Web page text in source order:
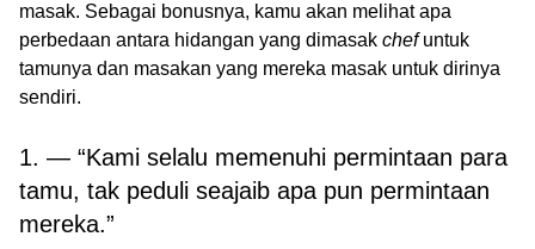
masak. Sebagai bonusnya, kamu akan melihat apa
perbedaan antara hidangan yang dimasak chefuntuk
tamunya dan masakan yang mereka masak untuk dirinya
sendiri.
1. — “Kami selalu memenuhi permintaan para
tamu, tak peduli seajaib apa pun permintaan
mereka.”